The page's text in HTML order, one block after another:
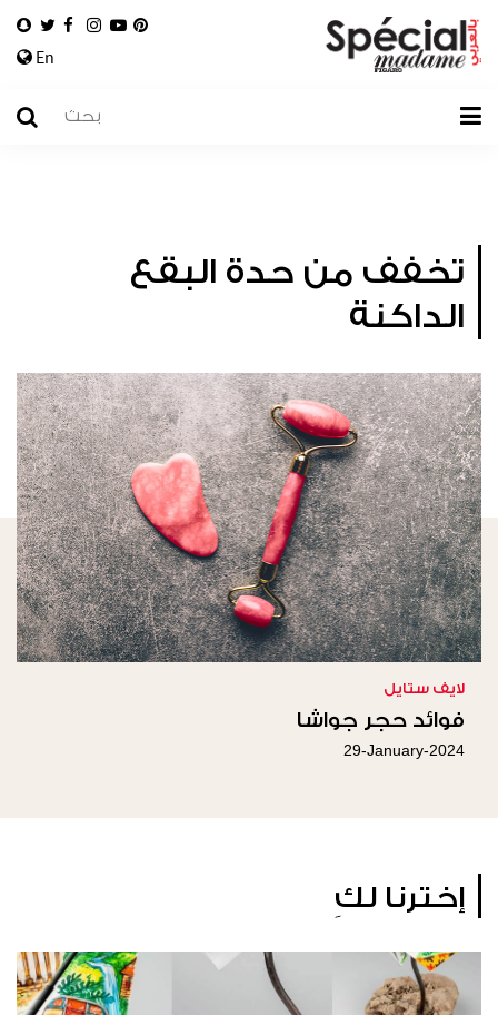
En
تخفف من حدة البقع
الداكنة
لايف ستايل
فوائد حجر جواشا
29-January-2024
إخترنا لكِ